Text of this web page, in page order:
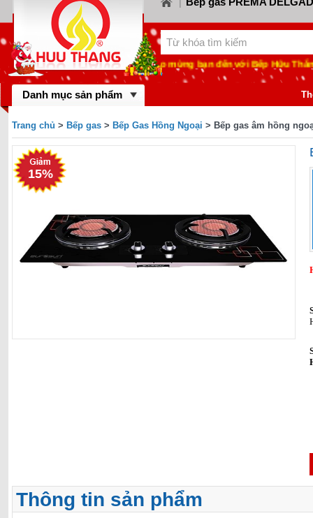
Chào mừng bạn đến với Bếp Hữu Thắng -
LORCA | Bếp gas CANZY |
KIWA | Bếp gas FABER
BINOVA | Bếp gas MASTER
Bếp gas
BLUESTAR | Bếp gas
Danh mục sản phẩm
Trang chủ > Bếp gas > Bếp Gas Hồng Ngoại > Bếp gas âm hồng
15%
Thông tin sản phẩm